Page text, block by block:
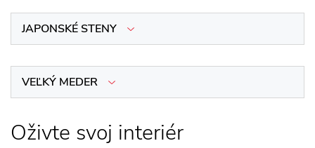
JAPONSKÉ STENY
VEĽKÝ MEDER
Oživte svoj interiér